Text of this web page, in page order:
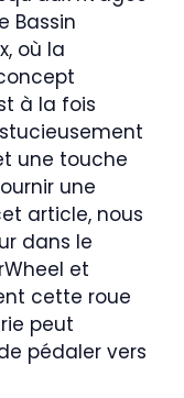
Bassin
où la
à la fois
une touche
une
article, nous
dans le
et
cette roue
peut
pédaler vers